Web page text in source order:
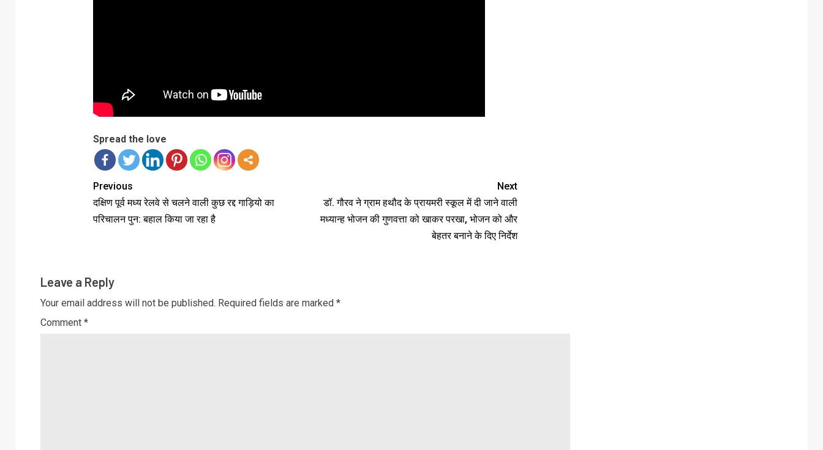
Spread the love
Previous
दक्षिण पूर्व मध्य रेलवे से चलने वाली कुछ रद्द गाड़ियो का
परिचालन पुन: बहाल किया जा रहा है
Next
डॉ. गौरव ने ग्राम हथौद के प्रायमरी स्कूल में दी जाने वाली
मध्यान्ह भोजन की गुणवत्ता को खाकर परखा, भोजन को और
बेहतर बनाने के दिए निर्देश
Leave a Reply
Your email address will not be published. Required fields are marked *
Comment *